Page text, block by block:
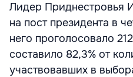
Лидер Приднестровья
на пост президента в
него проголосовало
составило 82,3% от
участвовавших в